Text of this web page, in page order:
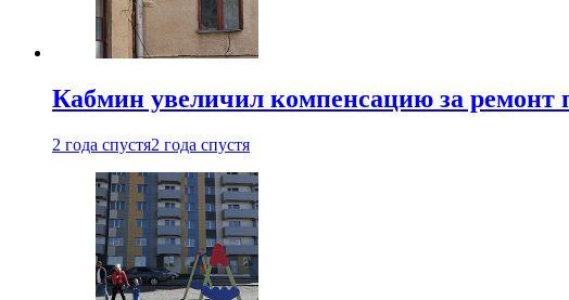
Кабмин увеличил компенсацию за ремонт
2 года спустя2 года спустя